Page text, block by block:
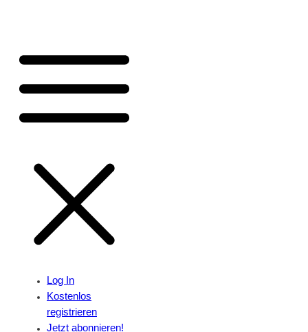
Log In
Kostenlos
registrieren
Jetzt abonnieren!